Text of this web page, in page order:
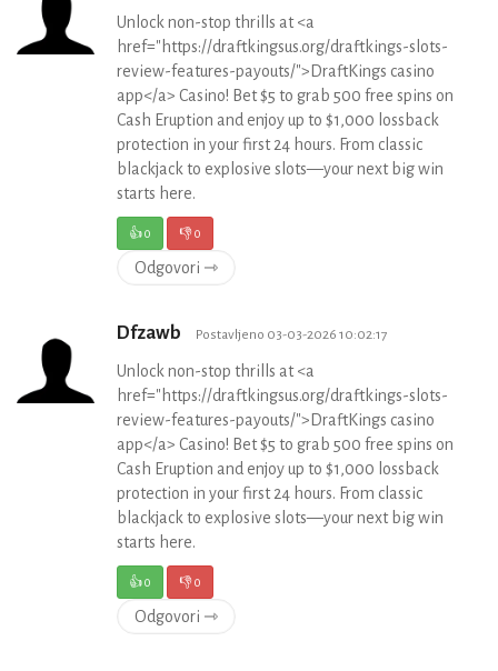
Unlock non-stop thrills at <a
href="https://draftkingsus.org/draftkings-slots-
review-features-payouts/">DraftKings casino
app</a> Casino! Bet $5 to grab 500 free spins on
Cash Eruption and enjoy up to $1,000 lossback
protection in your first 24 hours. From classic
blackjack to explosive slots—your next big win
starts here.
👍0 👎0
Odgovori ⇾
Dfzawb Postavljeno 03-03-2026 10:02:17
Unlock non-stop thrills at <a
href="https://draftkingsus.org/draftkings-slots-
review-features-payouts/">DraftKings casino
app</a> Casino! Bet $5 to grab 500 free spins on
Cash Eruption and enjoy up to $1,000 lossback
protection in your first 24 hours. From classic
blackjack to explosive slots—your next big win
starts here.
👍0 👎0
Odgovori ⇾